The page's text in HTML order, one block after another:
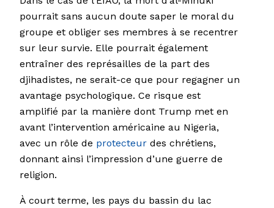
pourrait sans aucun doute saper le moral du
groupe et obliger ses membres à se recentrer
sur leur survie. Elle pourrait également
entraîner des représailles de la part des
djihadistes, ne serait-ce que pour regagner un
avantage psychologique. Ce risque est
amplifié par la manière dont Trump met en
avant l’intervention américaine au Nigeria,
avec un rôle de protecteur des chrétiens,
donnant ainsi l’impression d’une guerre de
religion.
À court terme, les pays du bassin du lac